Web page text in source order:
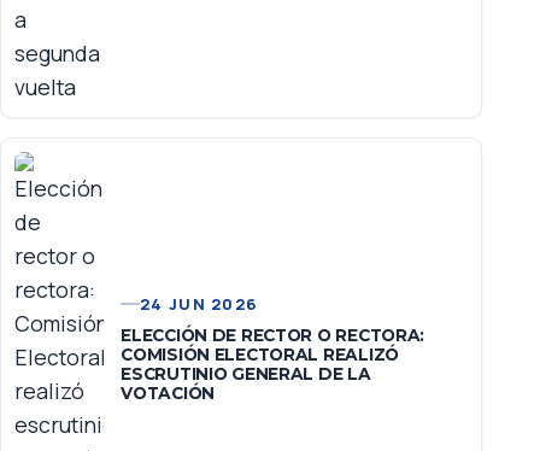
24 JUN 2026
ELECCIÓN DE RECTOR O RECTORA:
COMISIÓN ELECTORAL REALIZÓ
ESCRUTINIO GENERAL DE LA
VOTACIÓN